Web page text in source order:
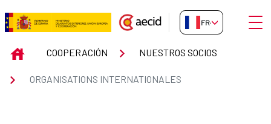
Saut au contenu principal
ORGANISATIONS
FR-FR
INICIOCOOPERACIÓN NUESTROS SOCIOS
ORGANISATIONS INTERNATIONALES